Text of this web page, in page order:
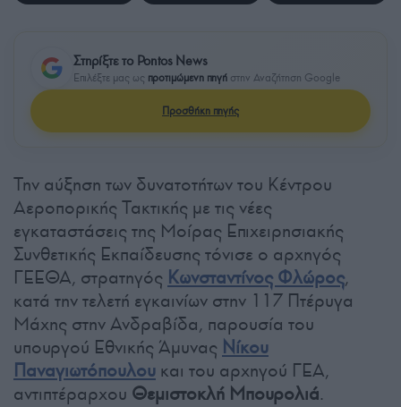
Στηρίξτε το Pontos News
Επιλέξτε μας ως προτιμώμενη πηγή στην Αναζήτηση Google
Προσθήκη πηγής
Την αύξηση των δυνατοτήτων του Κέντρου
Αεροπορικής Τακτικής με τις νέες
εγκαταστάσεις της Μοίρας Επιχειρησιακής
Συνθετικής Εκπαίδευσης τόνισε ο αρχηγός
ΓΕΕΘΑ, στρατηγός Κωνσταντίνος Φλώρος,
κατά την τελετή εγκαινίων στην 117 Πτέρυγα
Μάχης στην Ανδραβίδα, παρουσία του
υπουργού Εθνικής Άμυνας Νίκου
Παναγιωτόπουλου και του αρχηγού ΓΕΑ,
αντιπτέραρχου Θεμιστοκλή Μπουρολιά.